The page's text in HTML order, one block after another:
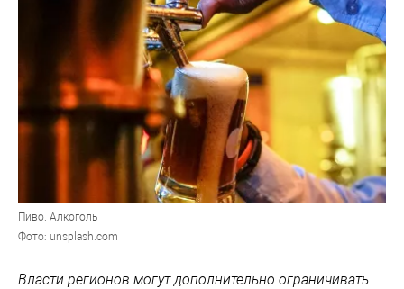
Пиво. Алкоголь
Фото: unsplash.com
Власти регионов могут дополнительно ограничивать